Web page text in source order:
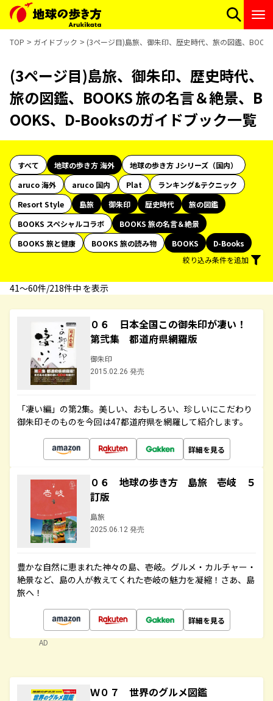
TOP ガイドブック (3ページ目)島旅、御朱印、歴史時代、旅の図鑑、
(3ページ目)島旅、御朱印、歴史時代、
旅の図鑑、BOOKS 旅の名言＆絶景、B
OOKS、D-Booksのガイドブック一覧
すべて 地球の歩き方 海外
地球の歩き方 Jシリーズ（国内）
aruco 海外
aruco 国内 Plat
ランキング&テクニック
Resort Style
島旅 御朱印 歴史時代
旅の図鑑
BOOKS スペシャルコラボ
BOOKS 旅の名言＆絶景
BOOKS 旅と健康
BOOKS 旅の読み物 BOOKS
D-Books
絞り込み条件を追加
41〜60件/218件中 を表示
０６ 日本全国この御朱印が凄い！
第弐集 都道府県網羅版
御朱印
2015.02.26 発売
「凄い編」の第2集。美しい、おもしろい、珍しいにこだわり
御朱印そのものを今回は47都道府県を網羅して紹介します。
詳細を見る
０６ 地球の歩き方 島旅 壱岐 ５
訂版
島旅
2025.06.12 発売
豊かな自然に恵まれた神々の島、壱岐。グルメ・カルチャー・
絶景など、島の人が教えてくれた壱岐の魅力を凝縮！さあ、島
旅へ！
詳細を見る
AD
Ｗ０７ 世界のグルメ図鑑